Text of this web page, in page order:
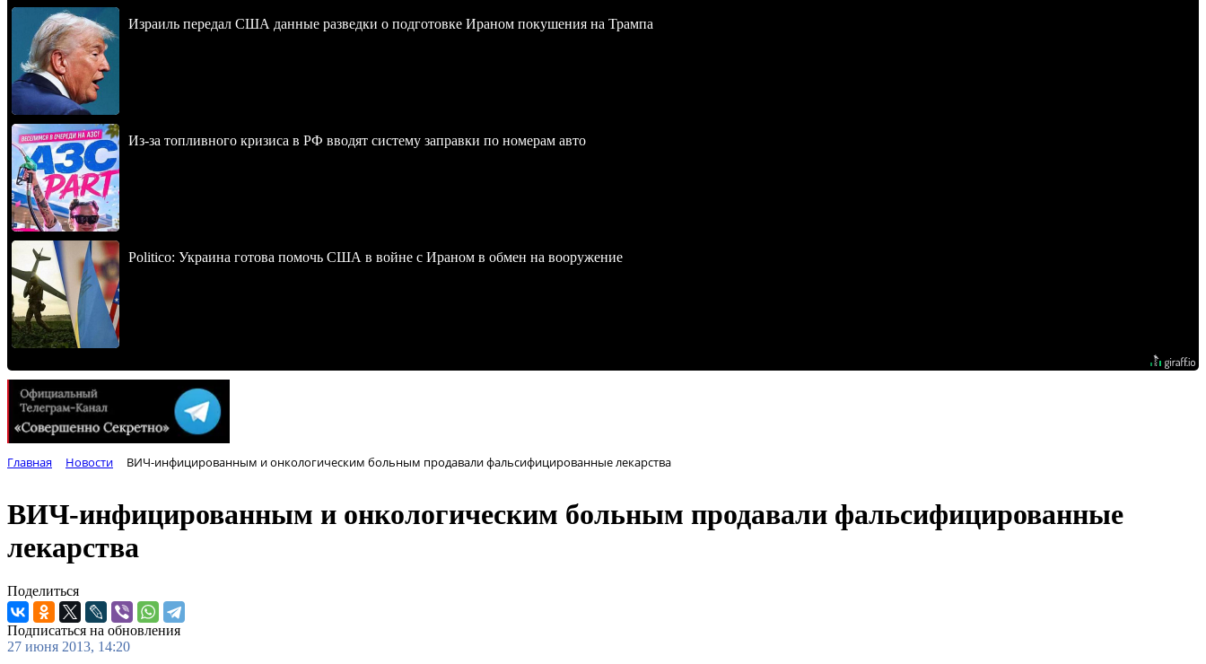
Израиль передал США данные разведки о подготовке Ираном покушения на Трампа
Из-за топливного кризиса в РФ вводят систему заправки по номерам авто
Politico: Украина готова помочь США в войне с Ираном в обмен на вооружение
Главная Новости ВИЧ-инфицированным и онкологическим больным продавали фальсифицированные лекарства
ВИЧ-инфицированным и онкологическим больным продавали фальсифицированные
лекарства
Поделиться
Подписаться на обновления
27 июня 2013, 14:20